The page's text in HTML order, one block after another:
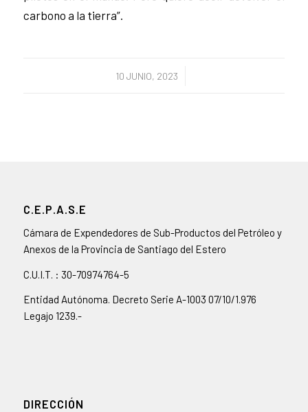
carbono a la tierra”.
10 JUNIO, 2023
/
C.E.P.A.S.E
Cámara de Expendedores de Sub-Productos del Petróleo y
Anexos de la Provincia de Santiago del Estero
C.U.I.T. : 30-70974764-5
Entidad Autónoma. Decreto Serie A-1003 07/10/1.976
Legajo 1239.-
DIRECCIÓN